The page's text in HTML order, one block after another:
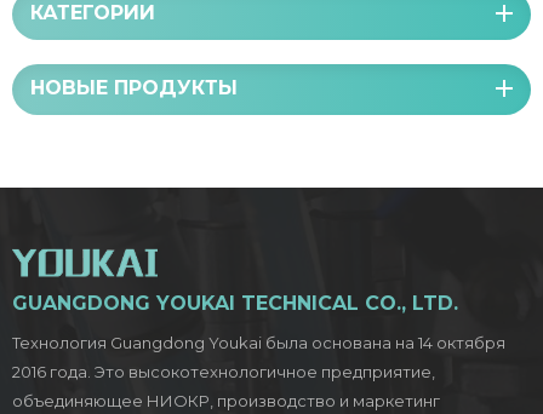
КАТЕГОРИИ
НОВЫЕ ПРОДУКТЫ
GUANGDONG YOUKAI TECHNICAL CO., LTD.
Технология Guangdong Youkai была основана на 14 октября
2016 года. Это высокотехнологичное предприятие,
объединяющее НИОКР, производство и маркетинг